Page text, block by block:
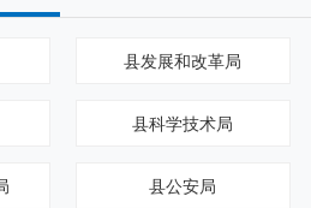
县发展和改革局
县科学技术局
县公安局